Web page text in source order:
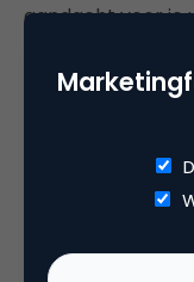
aandacht voor je
weggegooid
alleen af van de
in een medium.
Daarnaast valt
keten. En ook
weet je beter